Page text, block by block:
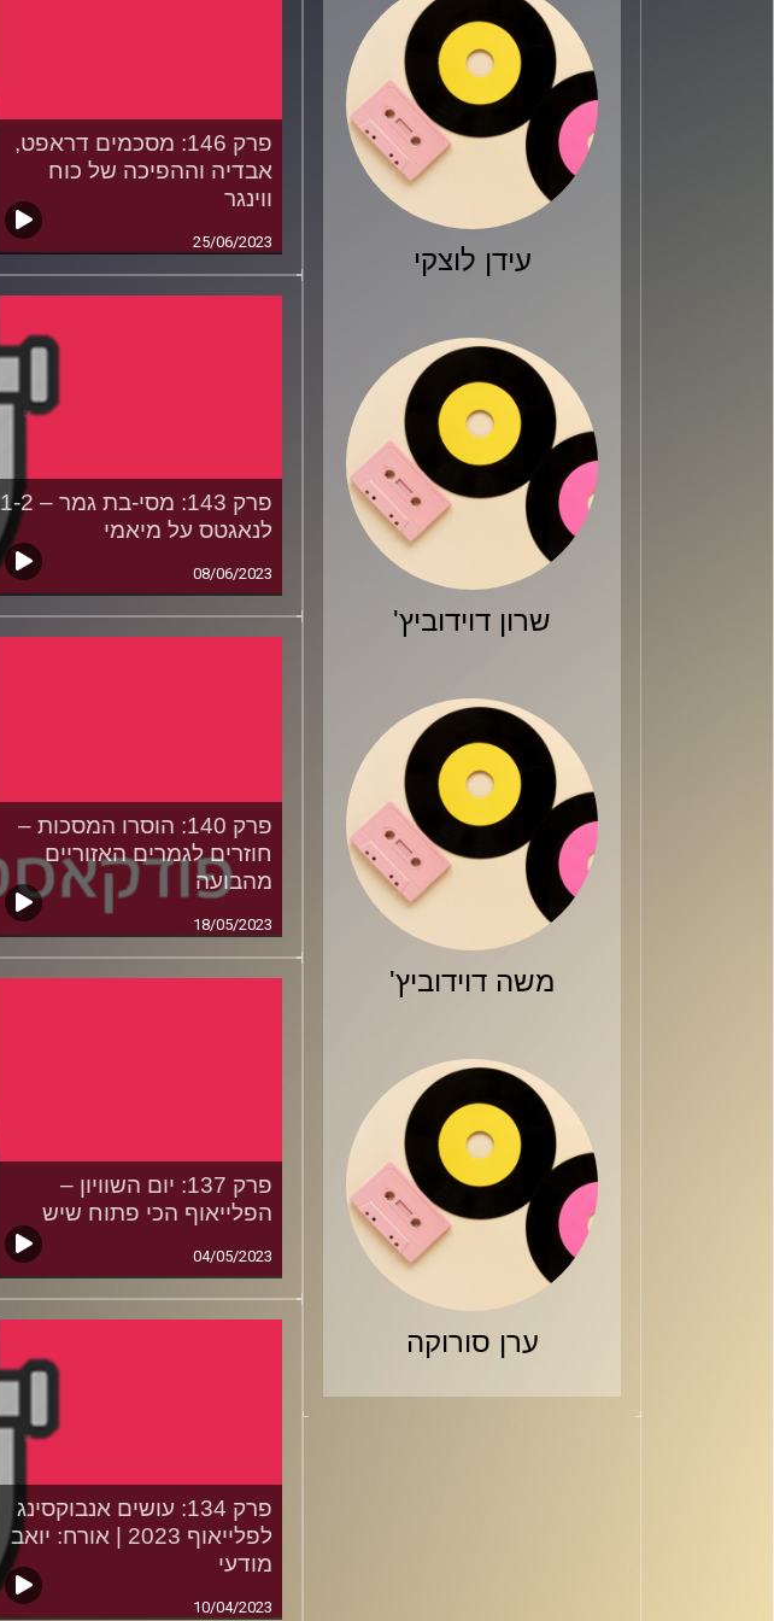
עידן לוצקי
שרון דוידוביץ'
משה דוידוביץ'
ערן סורוקה
פרק 146: מסכמים דראפט,
אבדיה וההפיכה של כוח
ווינגר
25/06/2023
פרק 143: מסי-בת גמר – 1-2
לנאגטס על מיאמי
08/06/2023
פרק 140: הוסרו המסכות –
חוזרים לגמרים האזוריים
מהבועה
18/05/2023
פרק 137: יום השוויון –
הפלייאוף הכי פתוח שיש
04/05/2023
פרק 134: עושים אנבוקסינג
לפלייאוף 2023 | אורח: יואב
מודעי
10/04/2023